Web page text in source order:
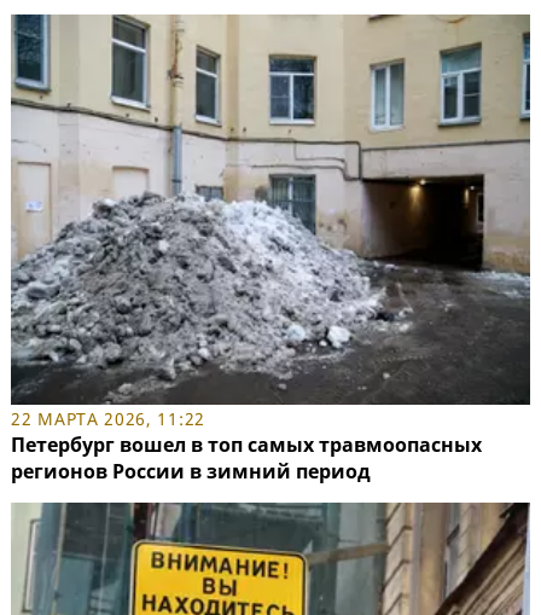
22 МАРТА 2026, 11:22
Петербург вошел в топ самых травмоопасных
регионов России в зимний период